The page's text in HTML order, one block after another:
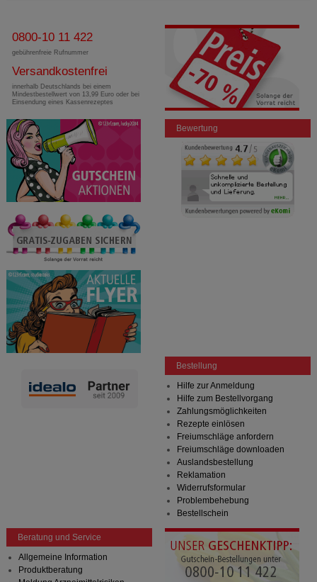
0800-10 11 422
gebührenfreie Rufnummer
Versandkostenfrei
innerhalb Deutschlands bei einem
Mindestbestellwert von 13,99 Euro oder bei
Einsendung eines Kassenrezeptes
Bewertung
Bestellung
Hilfe zur Anmeldung
Hilfe zum Bestellvorgang
Zahlungsmöglichkeiten
Rezepte einlösen
Freiumschläge anfordern
Freiumschläge downloaden
Auslandsbestellung
Reklamation
Widerrufsformular
Problembehebung
Bestellschein
Beratung und Service
Allgemeine Information
Produktberatung